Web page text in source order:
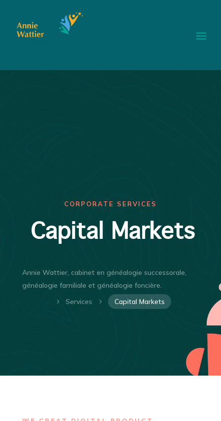
CORPORATE SERVICES
Capital Markets
Annie Wattier, cabinet en généalogie successorale,
généalogie familiale et généalogie foncière.
5 Services 5 Capital Markets